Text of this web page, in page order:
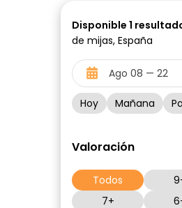
Disponible 1
de mijas, España
Hoy Mañana
Valoración
Todos
7+